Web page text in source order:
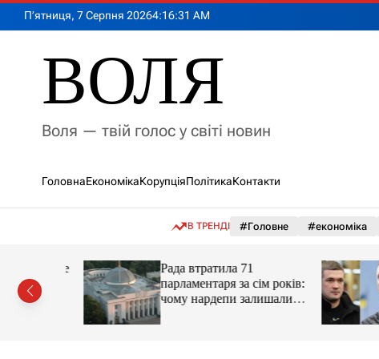
П’ятниця, 7 Серпня 20264:16:32 AM
ВОЛЯ
Воля — твій голос у світі новин
ГоловнаЕкономікаКорупціяПолітикаКонтакти
В ТРЕНДІ #Головне #економіка
Рада втратила 71
парламентаря за сім років:
чому нардепи залишали
парламент